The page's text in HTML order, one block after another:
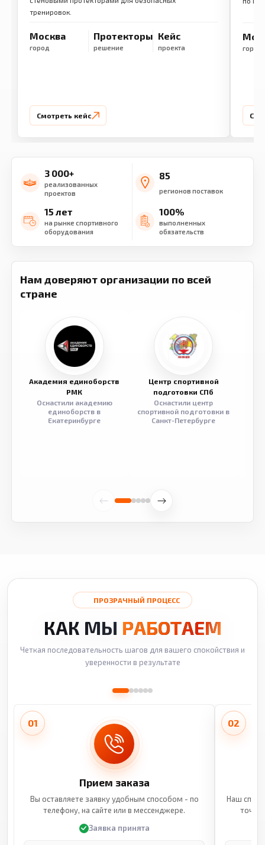
тренировок.
Москва
город
Протекторы
решение
Кейс
проекта
Смотреть кейс
город
3 000+
реализованных
проектов
85
регионов поставок
15 лет
на рынке спортивного
оборудования
100%
выполненных
обязательств
Нам доверяют организации по всей
стране
Академия единоборств
РМК
Оснастили академию
единоборств в
Екатеринбурге
Центр спортивной
подготовки СПб
Оснастили центр
спортивной подготовки в
Санкт-Петербурге
ПРОЗРАЧНЫЙ ПРОЦЕСС
КАК МЫ РАБОТАЕМ
Четкая последовательность шагов для вашего спокойствия и
уверенности в результате
01
Прием заказа
Вы оставляете заявку удобным способом - по
телефону, на сайте или в мессенджере.
Заявка принята
02
Наш